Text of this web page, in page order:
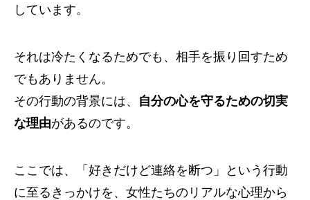
しています。
それは冷たくなるためでも、相手を振り回すため
でもありません。
その行動の背景には、 自分の心を守るための切実
な理由があるのです。
ここでは、「好きだけど連絡を断つ」という行動
に至るきっかけを、女性たちのリアルな心理から